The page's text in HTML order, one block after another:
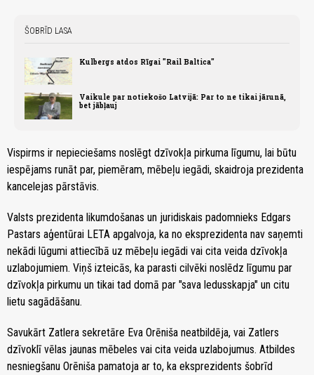
ŠOBRĪD LASA
Kulbergs atdos Rīgai "Rail Baltica"
Vaikule par notiekošo Latvijā: Par to ne tikai jārunā,
bet jābļauj
Vispirms ir nepieciešams noslēgt dzīvokļa pirkuma līgumu, lai būtu
iespējams runāt par, piemēram, mēbeļu iegādi, skaidroja prezidenta
kancelejas pārstāvis.
Valsts prezidenta likumdošanas un juridiskais padomnieks Edgars
Pastars aģentūrai LETA apgalvoja, ka no eksprezidenta nav saņemti
nekādi lūgumi attiecībā uz mēbeļu iegādi vai cita veida dzīvokļa
uzlabojumiem. Viņš izteicās, ka parasti cilvēki noslēdz līgumu par
dzīvokļa pirkumu un tikai tad domā par "sava ledusskapja" un citu
lietu sagādāšanu.
Savukārt Zatlera sekretāre Eva Orēniša neatbildēja, vai Zatlers
dzīvoklī vēlas jaunas mēbeles vai cita veida uzlabojumus. Atbildes
nesniegšanu Orēniša pamatoja ar to, ka eksprezidents šobrīd